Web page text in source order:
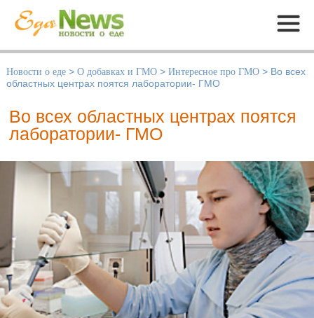
Меню
Новости о еде > О добавках и ГМО > Интересное про ГМО > Во всех
областных центрах поятся лаборатории- ГМО
Во всех областных центрах поятся
лаборатории- ГМО